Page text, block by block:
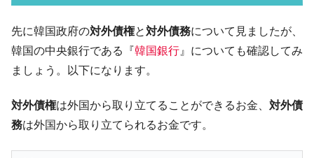
07月販売台数は去年のほぼ半分「71台」しか売れなかっ
た。『起亜』は9台だけ
『Money1』
韓国「信用赦免を何回やっても、何回やっ
落！
『Money1』
韓国K9専用砲弾･装薬自動供給装甲車両･珍
兵器「K10」が改良に乗り出す。
体だけで410億ドル、輸出全体の41％もある
先に韓国政府の対外債権と対外債務について見ましたが、
韓国の中央銀行である『韓国銀行 』についても確認してみ
ましょう。以下になります。
対外債権は外国から取り立てることができるお金、 対外債
務は外国から取り立てられるお金です。